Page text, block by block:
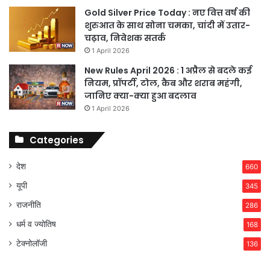
Gold Silver Price Today : नए वित्त वर्ष की
शुरुआत के साथ सोना चमका, चांदी में उतार-
चढ़ाव, निवेशक सतर्क
1 April 2026
New Rules April 2026 : 1 अप्रैल से बदले कई
नियम, प्रॉपर्टी, टोल, कैब और शराब महंगी,
जानिए क्या-क्या हुआ बदलाव
1 April 2026
Categories
देश 660
यूपी 345
राजनीति 286
धर्म व ज्योतिष 168
टेक्नोलॉजी 136